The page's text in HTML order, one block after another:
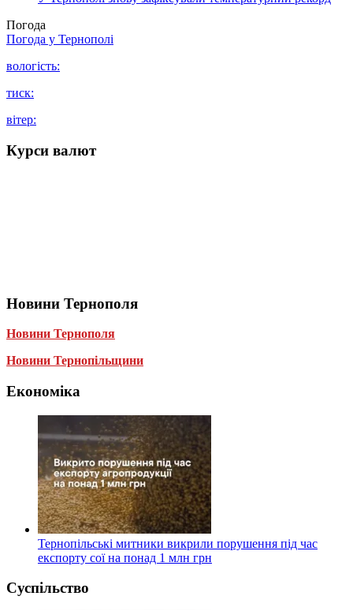
Погода
Погода у Тернополі
вологість:
тиск:
вітер:
Курси валют
Новини Тернополя
Новини Тернополя
Новини Тернопільщини
Економіка
Тернопільські митники викрили порушення під час
експорту сої на понад 1 млн грн
Суспільство